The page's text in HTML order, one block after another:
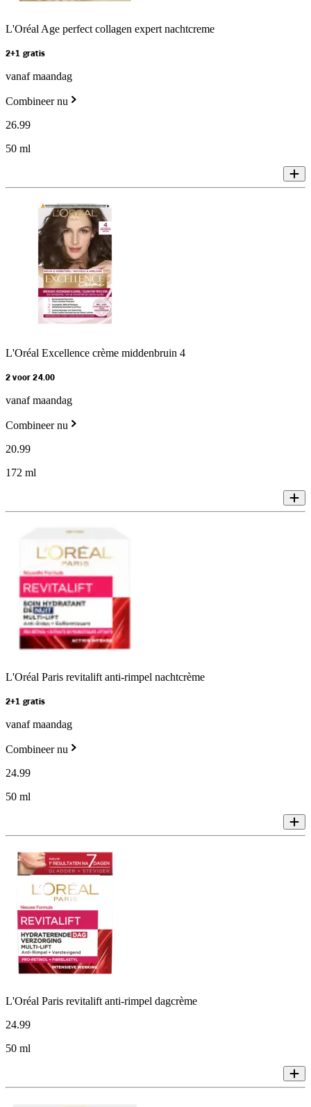
L'Oréal Age perfect collagen expert nachtcreme
2+1 gratis
vanaf maandag
Combineer nu
26.99
50 ml
L'Oréal Excellence crème middenbruin 4
2 voor 24.00
vanaf maandag
Combineer nu
20.99
172 ml
L'Oréal Paris revitalift anti-rimpel nachtcrème
2+1 gratis
vanaf maandag
Combineer nu
24.99
50 ml
L'Oréal Paris revitalift anti-rimpel dagcrème
24.99
50 ml